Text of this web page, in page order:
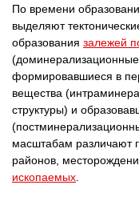
По времени
выделяют
образования залежей
(доминерализационные
формировавшиеся в
вещества
структуры) и
масштабам различают
районов,
ископаемых